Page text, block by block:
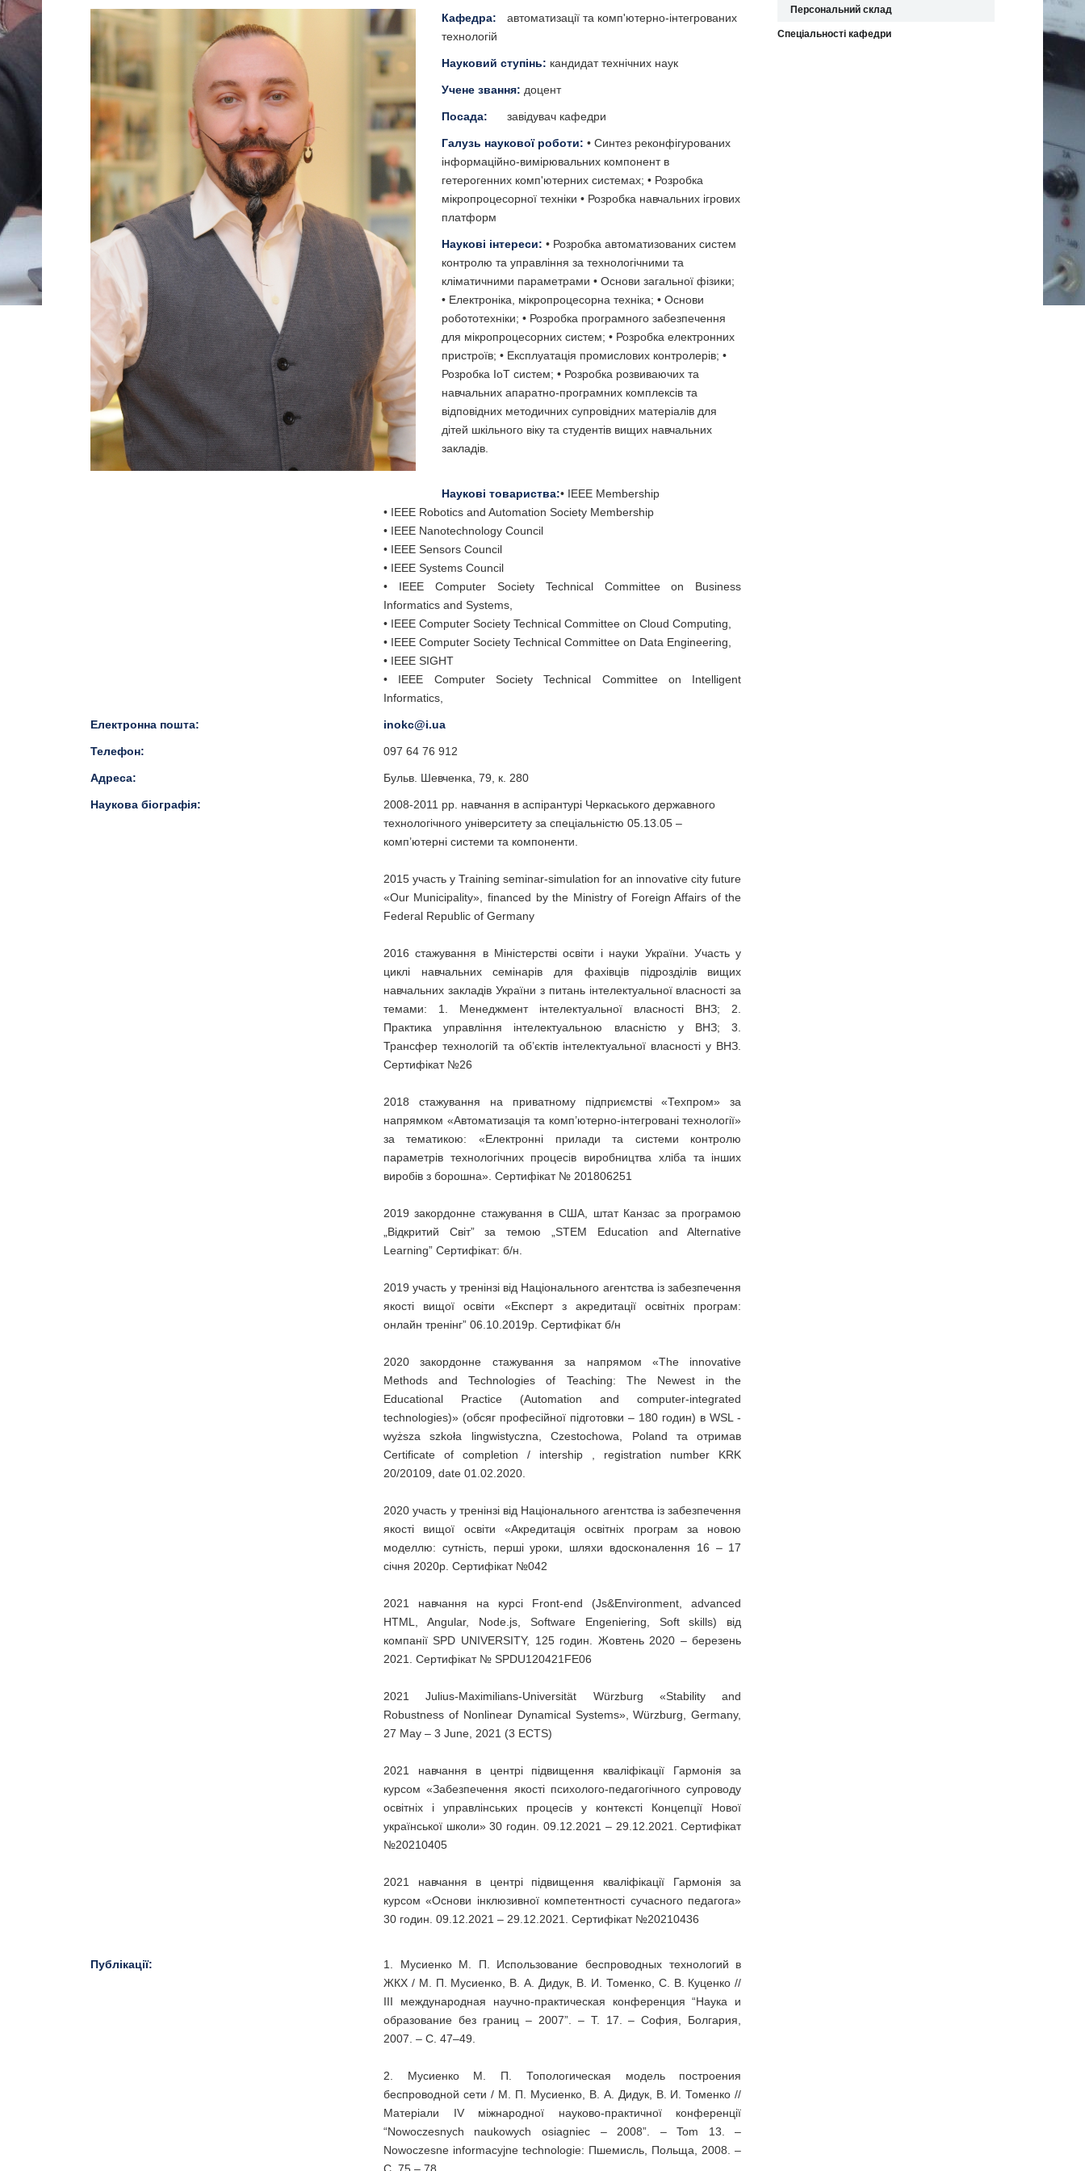
Кафедра:
автоматизації та комп'ютерно-інтегрованих
технологій
Науковий ступінь: кандидат технічних наук
Учене звання: доцент
Посада: завідувач кафедри
Галузь наукової роботи:• Синтез реконфігурованих
інформаційно-вимірювальних компонент в
гетерогенних комп'ютерних системах; • Розробка
мікропроцесорної техніки • Розробка навчальних ігрових
платформ
Наукові інтереси:• Розробка автоматизованих систем
контролю та управління за технологічними та
кліматичними параметрами • Основи загальної фізики;
• Електроніка, мікропроцесорна техніка; • Основи
робототехніки; • Розробка програмного забезпечення
для мікропроцесорних систем; • Розробка електронних
пристроїв; • Експлуатація промислових контролерів; •
Розробка ІоТ систем; • Розробка розвиваючих та
навчальних апаратно-програмних комплексів та
відповідних методичних супровідних матеріалів для
дітей шкільного віку та студентів вищих навчальних
закладів.
Наукові товариства:• IEEE Membership
• IEEE Robotics and Automation Society Membership
• IEEE Nanotechnology Council
• IEEE Sensors Council
• IEEE Systems Council
• IEEE Computer Society Technical Committee on Business
Informatics and Systems,
• IEEE Computer Society Technical Committee on Cloud Computing,
• IEEE Computer Society Technical Committee on Data Engineering,
• IEEE SIGHT
• IEEE Computer Society Technical Committee on Intelligent
Informatics,
Електронна пошта: inokc@i.ua
Телефон: 097 64 76 912
Адреса: Бульв. Шевченка, 79, к. 280
Наукова біографія:
2008-2011 рр. навчання в аспірантурі Черкаського державного
технологічного університету за спеціальністю 05.13.05 –
комп’ютерні системи та компоненти.
2015 участь у Training seminar-simulation for an innovative city future
«Our Municipality», financed by the Ministry of Foreign Affairs of the
Federal Republic of Germany
2016 стажування в Міністерстві освіти і науки України. Участь у
циклі навчальних семінарів для фахівців підрозділів вищих
навчальних закладів України з питань інтелектуальної власності за
темами: 1. Менеджмент інтелектуальної власності ВНЗ; 2.
Практика управління інтелектуальною власністю у ВНЗ; 3.
Трансфер технологій та об’єктів інтелектуальної власності у ВНЗ.
Сертифікат №26
2018 стажування на приватному підприємстві «Техпром» за
напрямком «Автоматизація та комп’ютерно-інтегровані технології»
за тематикою: «Електронні прилади та системи контролю
параметрів технологічних процесів виробництва хліба та інших
виробів з борошна». Сертифікат № 201806251
2019 закордонне стажування в США, штат Канзас за програмою
„Відкритий Світ” за темою „STEM Education and Alternative
Learning” Сертифікат: б/н.
2019 участь у тренінзі від Національного агентства із забезпечення
якості вищої освіти «Експерт з акредитації освітніх програм:
онлайн тренінг” 06.10.2019р. Сертифікат б/н
2020 закордонне стажування за напрямом «The innovative
Methods and Technologies of Teaching: The Newest in the
Educational Practice (Automation and computer-integrated
technologies)» (обсяг професійної підготовки – 180 годин) в WSL -
wyższa szkoła lingwistyczna, Czestochowa, Poland та отримав
Certificate of completion / intership , registration number KRK
20/20109, date 01.02.2020.
2020 участь у тренінзі від Національного агентства із забезпечення
якості вищої освіти «Акредитація освітніх програм за новою
моделлю: сутність, перші уроки, шляхи вдосконалення 16 – 17
січня 2020р. Сертифікат №042
2021 навчання на курсі Front-end (Js&Environment, advanced
HTML, Angular, Node.js, Software Engeniering, Soft skills) від
компанії SPD UNIVERSITY, 125 годин. Жовтень 2020 – березень
2021. Сертифікат № SPDU120421FE06
2021 Julius-Maximilians-Universität Würzburg «Stability and
Robustness of Nonlinear Dynamical Systems», Würzburg, Germany,
27 May – 3 June, 2021 (3 ECTS)
2021 навчання в центрі підвищення кваліфікації Гармонія за
курсом «Забезпечення якості психолого-педагогічного супроводу
освітніх і управлінських процесів у контексті Концепції Нової
української школи» 30 годин. 09.12.2021 – 29.12.2021. Сертифікат
№20210405
2021 навчання в центрі підвищення кваліфікації Гармонія за
курсом «Основи інклюзивної компетентності сучасного педагога»
30 годин. 09.12.2021 – 29.12.2021. Сертифікат №20210436
Публікації:
1. Мусиенко М. П. Использование беспроводных технологий в
ЖКХ / М. П. Мусиенко, В. А. Дидук, В. И. Томенко, С. В. Куценко //
ІІІ международная научно-практическая конференция “Наука и
образование без границ – 2007”. – Т. 17. – София, Болгария,
2007. – С. 47–49.
2. Мусиенко М. П. Топологическая модель построения
беспроводной сети / М. П. Мусиенко, В. А. Дидук, В. И. Томенко //
Матеріали IV міжнародної науково-практичної конференції
“Nowoczesnych naukowych osiagniec – 2008”. – Tom 13. –
Nowoczesne informacyjne technologie: Пшемисль, Польща, 2008. –
Персональний склад
Спеціальності кафедри